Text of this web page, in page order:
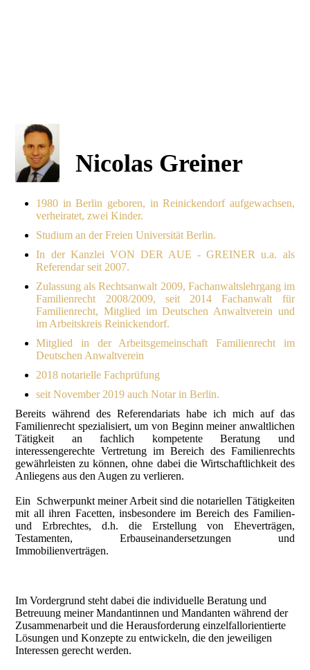
Nicolas Greiner
1980 in Berlin geboren, in Reinickendorf aufgewachsen,
verheiratet, zwei Kinder.
Studium an der Freien Universität Berlin.
In der Kanzlei VON DER AUE - GREINER u.a. als
Referendar seit 2007.
Zulassung als Rechtsanwalt 2009, Fachanwaltslehrgang im
Familienrecht 2008/2009, seit 2014 Fachanwalt für
Familienrecht, Mitglied im Deutschen Anwaltverein und
im Arbeitskreis Reinickendorf.
Mitglied in der Arbeitsgemeinschaft Familienrecht im
Deutschen Anwaltverein
2018 notarielle Fachprüfung
seit November 2019 auch Notar in Berlin.
Bereits während des Referendariats habe ich mich auf das
Familienrecht spezialisiert, um von Beginn meiner anwaltlichen
Tätigkeit an fachlich kompetente Beratung und
interessengerechte Vertretung im Bereich des Familienrechts
gewährleisten zu können, ohne dabei die Wirtschaftlichkeit des
Anliegens aus den Augen zu verlieren.
Ein Schwerpunkt meiner Arbeit sind die notariellen Tätigkeiten
mit all ihren Facetten, insbeson­dere im Bereich des Familien-
und Erbrechtes, d.h. die Erstellung von Eheverträgen,
Testamenten, Erbauseinander­setzungen und
Immobilienverträgen.
Im Vordergrund steht dabei die individuelle Beratung und
Betreuung meiner Mandantinnen und Mandanten während der
Zusammenarbeit und die Herausforderung einzelfallorientierte
Lösungen und Konzepte zu entwickeln, die den jeweiligen
Interessen gerecht werden.